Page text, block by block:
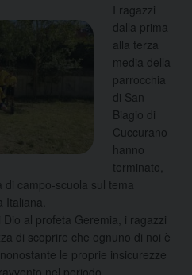
I ragazzi
dalla prima
alla terza
media della
parrocchia
di San
Biagio di
Cuccurano
hanno
terminato,
campo-scuola sul tema
Italiana.
al profeta Geremia, i ragazzi
di scoprire che ognuno di noi è
le proprie insicurezze
nel periodo